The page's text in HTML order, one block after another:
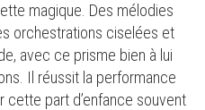
magique. Des mélodies
orchestrations ciselées et
avec ce prisme bien à lui
Il réussit la performance
cette part d’enfance souvent